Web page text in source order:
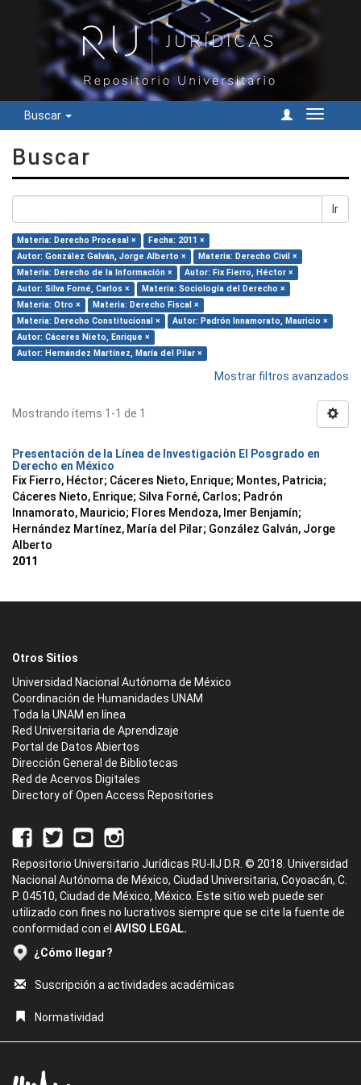
Buscar
Cambiar
Buscar
Ir
Materia: Derecho Procesal ×
Fecha: 2011 ×
Autor: González Galván, Jorge Alberto ×
Materia: Derecho Civil ×
Materia: Derecho de la Información ×
Autor: Fix Fierro, Héctor ×
Autor: Silva Forné, Carlos ×
Materia: Sociología del Derecho ×
Materia: Otro ×
Materia: Derecho Fiscal ×
Materia: Derecho Constitucional ×
Autor: Padrón Innamorato, Mauricio ×
Autor: Cáceres Nieto, Enrique ×
Autor: Hernández Martínez, María del Pilar ×
Mostrar filtros avanzados
Mostrando ítems 1-1 de 1
Presentación de la Línea de Investigación El Posgrado en
Derecho en México
Fix Fierro, Héctor; Cáceres Nieto, Enrique; Montes, Patricia;
Cáceres Nieto, Enrique; Silva Forné, Carlos; Padrón
Innamorato, Mauricio; Flores Mendoza, Imer Benjamín;
Hernández Martínez, María del Pilar; González Galván, Jorge
Alberto
2011
Otros Sitios
Universidad Nacional Autónoma de México
Coordinación de Humanidades UNAM
Toda la UNAM en línea
Red Universitaria de Aprendizaje
Portal de Datos Abiertos
Dirección General de Bibliotecas
Red de Acervos Digitales
Directory of Open Access Repositories
Repositorio Universitario Jurídicas RU-IIJ D.R. © 2018. Universidad
Nacional Autónoma de México, Ciudad Universitaria, Coyoacán, C.
P. 04510, Ciudad de México, México. Este sitio web puede ser
utilizado con fines no lucrativos siempre que se cite la fuente de
conformidad con el AVISO LEGAL.
¿Cómo llegar?
Suscripción a actividades académicas
Normatividad